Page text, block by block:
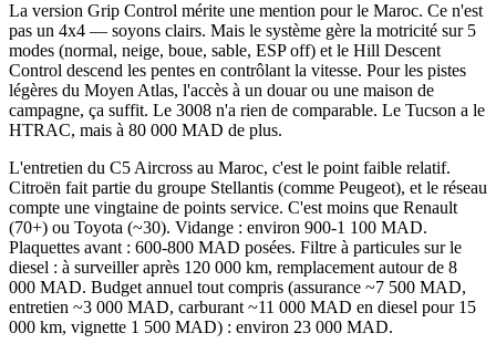
La version Grip Control mérite une mention pour le Maroc. Ce n'est
pas un 4x4 — soyons clairs. Mais le système gère la motricité sur 5
modes (normal, neige, boue, sable, ESP off) et le Hill Descent
Control descend les pentes en contrôlant la vitesse. Pour les pistes
légères du Moyen Atlas, l'accès à un douar ou une maison de
campagne, ça suffit. Le 3008 n'a rien de comparable. Le Tucson a le
HTRAC, mais à 80 000 MAD de plus.
L'entretien du C5 Aircross au Maroc, c'est le point faible relatif.
Citroën fait partie du groupe Stellantis (comme Peugeot), et le réseau
compte une vingtaine de points service. C'est moins que Renault
(70+) ou Toyota (~30). Vidange : environ 900-1 100 MAD.
Plaquettes avant : 600-800 MAD posées. Filtre à particules sur le
diesel : à surveiller après 120 000 km, remplacement autour de 8
000 MAD. Budget annuel tout compris (assurance ~7 500 MAD,
entretien ~3 000 MAD, carburant ~11 000 MAD en diesel pour 15
000 km, vignette 1 500 MAD) : environ 23 000 MAD.